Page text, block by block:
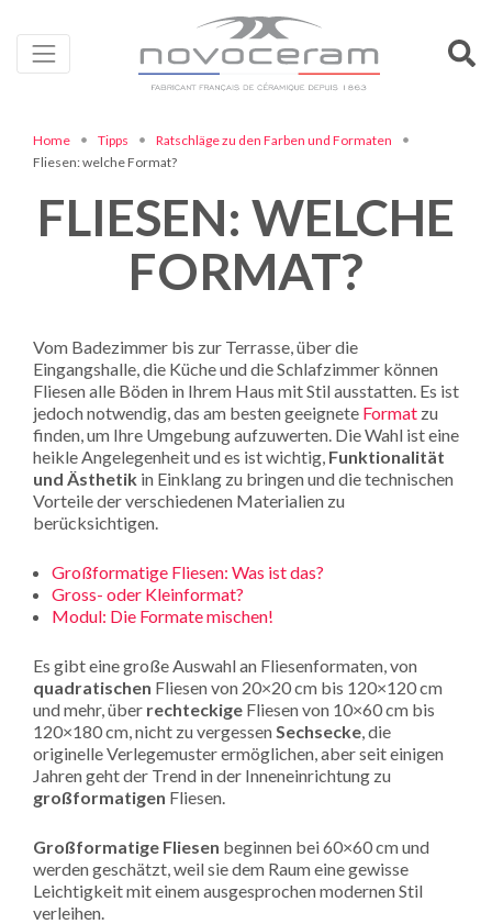
Home Tipps
Ratschläge zu den Farben und Formaten
Fliesen: welche Format?
FLIESEN: WELCHE
FORMAT?
Vom Badezimmer bis zur Terrasse, über die
Eingangshalle, die Küche und die Schlafzimmer können
Fliesen alle Böden in Ihrem Haus mit Stil ausstatten. Es ist
jedoch notwendig, das am besten geeignete Format zu
finden, um Ihre Umgebung aufzuwerten. Die Wahl ist eine
heikle Angelegenheit und es ist wichtig, Funktionalität
und Ästhetik in Einklang zu bringen und die technischen
Vorteile der verschiedenen Materialien zu
berücksichtigen.
Großformatige Fliesen: Was ist das?
Gross- oder Kleinformat?
Modul: Die Formate mischen!
Es gibt eine große Auswahl an Fliesenformaten, von
quadratischen Fliesen von 20×20 cm bis 120×120 cm
und mehr, über rechteckige Fliesen von 10×60 cm bis
120×180 cm, nicht zu vergessenSechsecke, die
originelle Verlegemuster ermöglichen, aber seit einigen
Jahren geht der Trend in der Inneneinrichtung zu
großformatigen Fliesen.
Großformatige Fliesen beginnen bei 60×60 cm und
werden geschätzt, weil sie dem Raum eine gewisse
Leichtigkeit mit einem ausgesprochen modernen Stil
verleihen.